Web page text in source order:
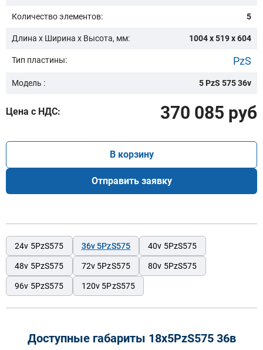
Очистить подбор
Количество элементов: 5
Длина х Ширина х Высота, мм: 1004 x 519 x 604
Тип пластины: PzS
Модель : 5 PzS 575 36v
Цена с НДС: 370 085 руб
В корзину
Отправить заявку
24v 5PzS575 36v 5PzS575 40v 5PzS575
48v 5PzS575 72v 5PzS575 80v 5PzS575
96v 5PzS575 120v 5PzS575
Доступные габариты 18х5PzS575 36в